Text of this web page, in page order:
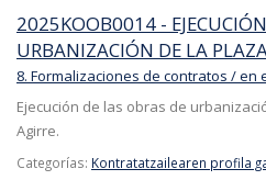
2025KOOB0014 -
URBANIZACIÓN DE LA
8. Formalizaciones de contratos / en
Ejecución de las obras de
Agirre.
Categorías: Kontratatzailearen profila